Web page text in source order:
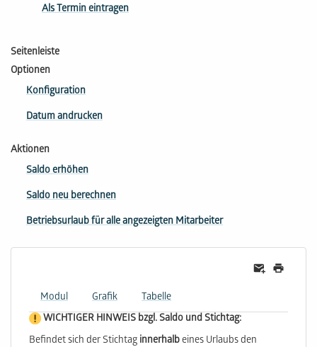
Als Termin eintragen
Seitenleiste
Optionen
Konfiguration
Datum andrucken
Aktionen
Saldo erhöhen
Saldo neu berechnen
Betriebsurlaub für alle angezeigten Mitarbeiter
Modul Grafik
Tabelle
WICHTIGER HINWEIS bzgl. Saldo und Stichtag:
Befindet sich der Stichtag innerhalbeines Urlaubs den